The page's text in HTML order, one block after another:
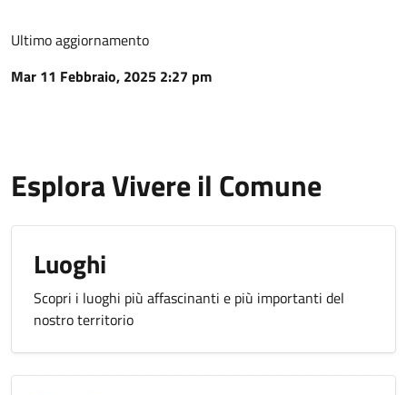
Ultimo aggiornamento
Mar 11 Febbraio, 2025 2:27 pm
Esplora Vivere il Comune
Luoghi
Scopri i luoghi più affascinanti e più importanti del
nostro territorio